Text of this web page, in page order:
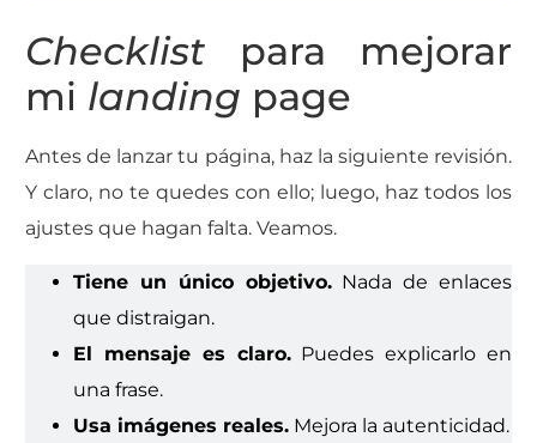
Checklist para mejorar
mi landing page
Antes de lanzar tu página, haz la siguiente revisión.
Y claro, no te quedes con ello; luego, haz todos los
ajustes que hagan falta. Veamos.
Tiene un único objetivo.Nada de enlaces
que distraigan.
El mensaje es claro.Puedes explicarlo en
una frase.
Usa imágenes reales. Mejora la autenticidad.